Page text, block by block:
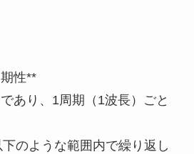
性**
あり、1周期（1波長）ごと
のような範囲内で繰り返し